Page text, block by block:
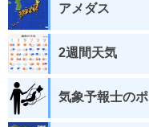
アメダス
2週間天気
気象予報士の